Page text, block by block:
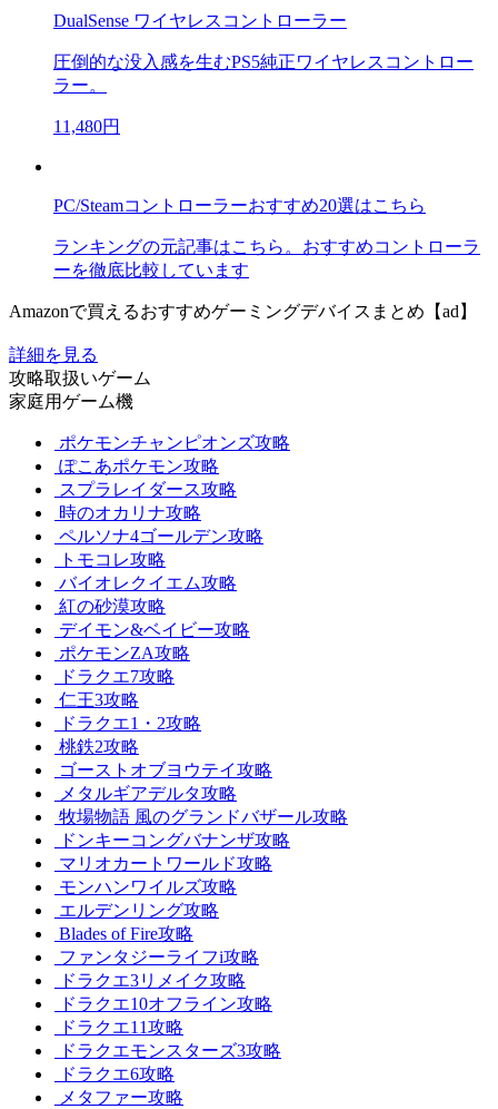
DualSense ワイヤレスコントローラー
圧倒的な没入感を生むPS5純正ワイヤレスコントロー
ラー。
11,480円
PC/Steamコントローラーおすすめ20選はこちら
ランキングの元記事はこちら。おすすめコントローラ
ーを徹底比較しています
Amazonで買えるおすすめゲーミングデバイスまとめ【ad】
詳細を見る
攻略取扱いゲーム
家庭用ゲーム機
ポケモンチャンピオンズ攻略
ぽこあポケモン攻略
スプラレイダース攻略
時のオカリナ攻略
ペルソナ4ゴールデン攻略
トモコレ攻略
バイオレクイエム攻略
紅の砂漠攻略
デイモン&ベイビー攻略
ポケモンZA攻略
ドラクエ7攻略
仁王3攻略
ドラクエ1・2攻略
桃鉄2攻略
ゴーストオブヨウテイ攻略
メタルギアデルタ攻略
牧場物語 風のグランドバザール攻略
ドンキーコングバナンザ攻略
マリオカートワールド攻略
モンハンワイルズ攻略
エルデンリング攻略
Blades of Fire攻略
ファンタジーライフi攻略
ドラクエ3リメイク攻略
ドラクエ10オフライン攻略
ドラクエ11攻略
ドラクエモンスターズ3攻略
ドラクエ6攻略
メタファー攻略